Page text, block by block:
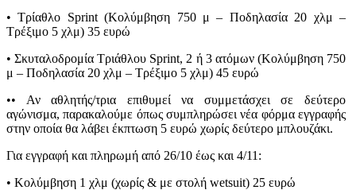
• Τρίαθλο Sprint (Κολύμβηση 750 μ – Ποδηλασία 20 χλμ –
Τρέξιμο 5 χλμ) 35 ευρώ
• Σκυταλοδρομία Τριάθλου Sprint, 2 ή 3 ατόμων (Κολύμβηση 750
μ – Ποδηλασία 20 χλμ – Τρέξιμο 5 χλμ) 45 ευρώ
•• Αν αθλητής/τρια επιθυμεί να συμμετάσχει σε δεύτερο
αγώνισμα, παρακαλούμε όπως συμπληρώσει νέα φόρμα εγγραφής
στην οποία θα λάβει έκπτωση 5 ευρώ χωρίς δεύτερο μπλουζάκι.
Για εγγραφή και πληρωμή από 26/10 έως και 4/11:
• Κολύμβηση 1 χλμ (χωρίς & με στολή wetsuit) 25 ευρώ